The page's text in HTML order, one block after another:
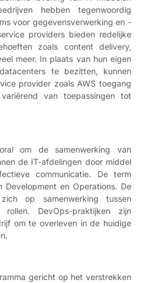
hebben tegenwoordig
voor gegevensverwerking en -
providers bieden redelijke
zoals content delivery,
meer. In plaats van hun eigen
te bezitten, kunnen
provider zoals AWS toegang
van toepassingen tot
om de samenwerking van
de IT-afdelingen door middel
communicatie. De term
en Operations. De
op samenwerking tussen
DevOps-praktijken zijn
om te overleven in de huidige
gericht op het verstrekken